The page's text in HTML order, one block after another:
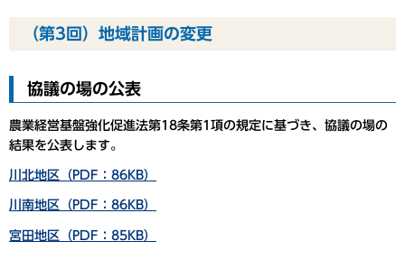
（第3回）地域計画の変更
協議の場の公表
農業経営基盤強化促進法第18条第1項の規定に基づき、協議の場の
結果を公表します。
川北地区（PDF：86KB）
川南地区（PDF：86KB）
宮田地区（PDF：85KB）